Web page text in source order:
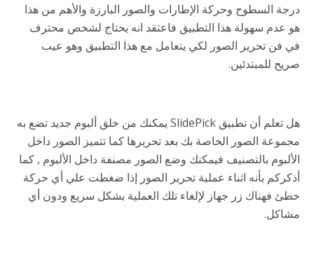
درجة السطوح وحركة الإطارات والصور البارزة والأهم من هذا
هو عدم سهولة هذا التطبيق فاعتقد انه يحتاج لشخص محترف
في فن تحرير الصور لكي يتعامل مع هذا التطبيق وهو عيب
صريح للمبتدئين.
هل تعلم أن تطبيق SlidePick يمكنك من خلق ألبوم جديد تضع به
مجموعة الصور الخاصة بك بعد تحريرها كما تتميز الصور داخل
الألبوم بالتصنيف فيمكنك وضع الصور مصنفة داخل الألبوم , كما
أذكركم بأنه اثناء عملية تحرير الصور إذا ضغطت علي أي حركة
خطئ فهناك زر جهاز لإلغاء تلك العملية بشكل سريع ودون أي
مشاكل.